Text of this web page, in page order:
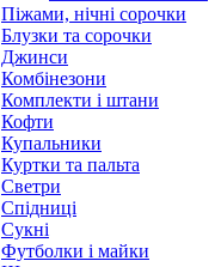
Піжами, нічні сорочки
Блузки та сорочки
Джинси
Комбінезони
Комплекти і штани
Кофти
Купальники
Куртки та пальта
Светри
Спідниці
Сукні
Футболки і майки